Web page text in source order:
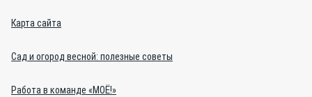
Карта сайта
Сад и огород весной: полезные советы
Работа в команде «МОЁ!»